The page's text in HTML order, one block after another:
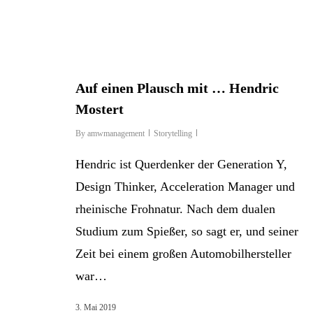
Auf einen Plausch mit … Hendric
Mostert
By amwmanagement Storytelling
Hendric ist Querdenker der Generation Y,
Design Thinker, Acceleration Manager und
rheinische Frohnatur. Nach dem dualen
Studium zum Spießer, so sagt er, und seiner
Zeit bei einem großen Automobilhersteller
war…
3. Mai 2019